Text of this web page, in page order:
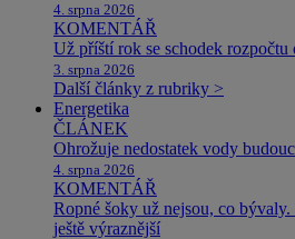
4. srpna 2026
KOMENTÁŘ
Už příští rok se schodek rozpočtu
3. srpna 2026
Další články z rubriky >
Energetika
ČLÁNEK
Ohrožuje nedostatek vody
4. srpna 2026
KOMENTÁŘ
Ropné šoky už nejsou, co
ještě výraznější